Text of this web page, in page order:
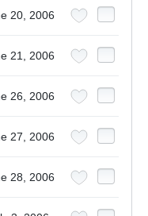
20, 2006
21, 2006
26, 2006
27, 2006
28, 2006